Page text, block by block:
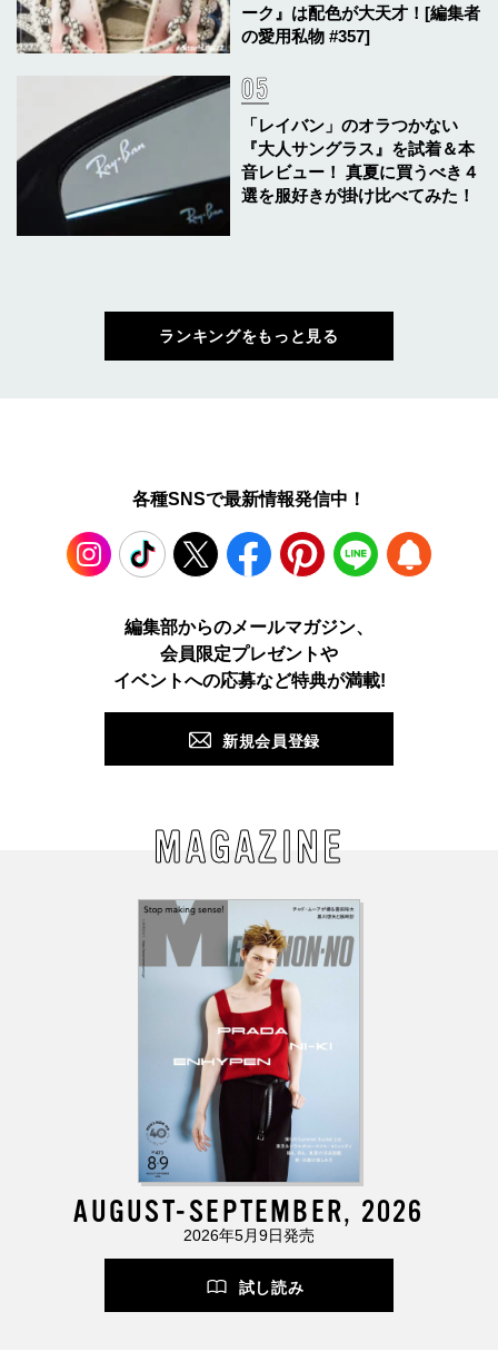
ーク』は配色が大天才！[編集者
の愛用私物 #357]
「レイバン」のオラつかない
『大人サングラス』を試着＆本
音レビュー！ 真夏に買うべき４
選を服好きが掛け比べてみた！
ランキングをもっと見る
各種SNSで最新情報発信中！
TikTok Facebook Pinterest LINE
編集部からのメールマガジン、
会員限定プレゼントや
イベントへの応募など特典が満載!
新規会員登録
MAGAZINE
AUGUST-SEPTEMBER, 2026
2026年5月9日発売
試し読み